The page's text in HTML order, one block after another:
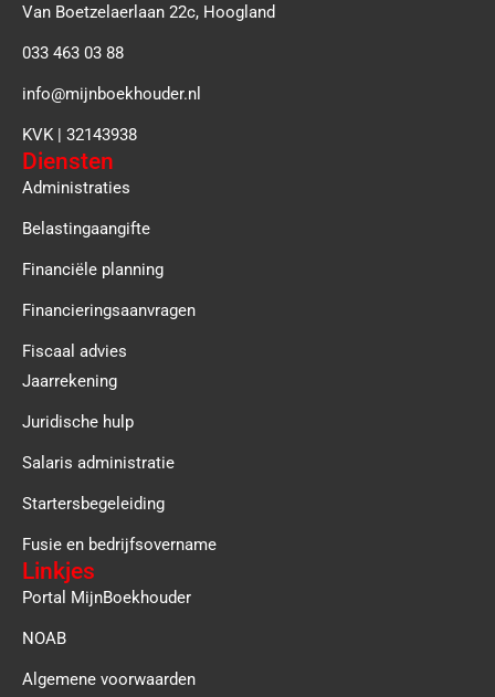
Van Boetzelaerlaan 22c, Hoogland
033 463 03 88
info@mijnboekhouder.nl
KVK | 32143938
Diensten
Administraties
Belastingaangifte
Financiële planning
Financieringsaanvragen
Fiscaal advies
Jaarrekening
Juridische hulp
Salaris administratie
Startersbegeleiding
Fusie en bedrijfsovername
Linkjes
Portal MijnBoekhouder
NOAB
Algemene voorwaarden